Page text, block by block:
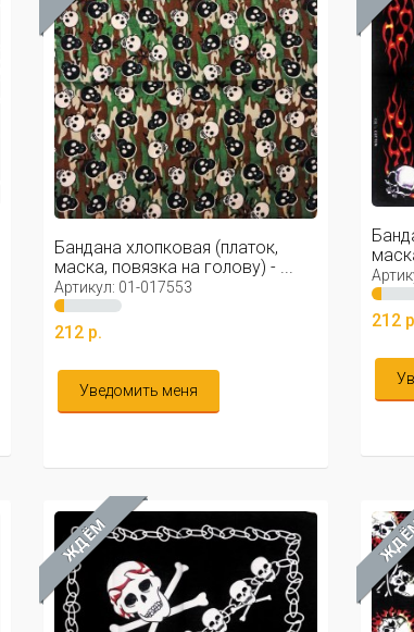
Бандана хлопковая (платок,
маска, повязка на голову) - ...
Артикул: 01-017553
212 р.
Уведомить меня
212
ЖДЁМ